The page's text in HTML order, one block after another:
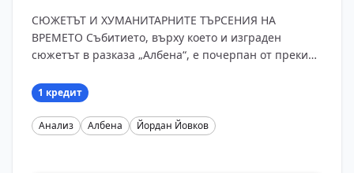
СЮЖЕТЪТ И ХУМАНИТАРНИТЕ ТЪРСЕНИЯ НА
ВРЕМЕТО Събитието, върху което и изграден
сюжетът в разказа „Албена“, е почерпан от преки
омъжена за неподходя...
1 кредит
Анализ Албена Йордан Йовков